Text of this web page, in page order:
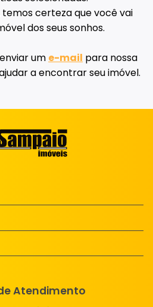
certeza que você vai
dos seus sonhos.
um e-mail para nossa
a encontrar seu imóvel.
Atendimento